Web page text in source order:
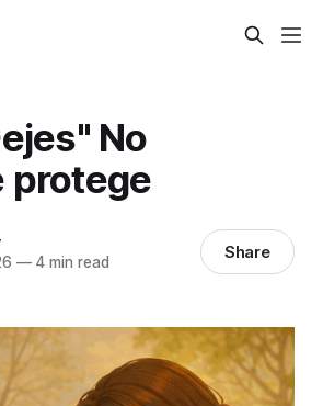
No
protege
—4 min read Share